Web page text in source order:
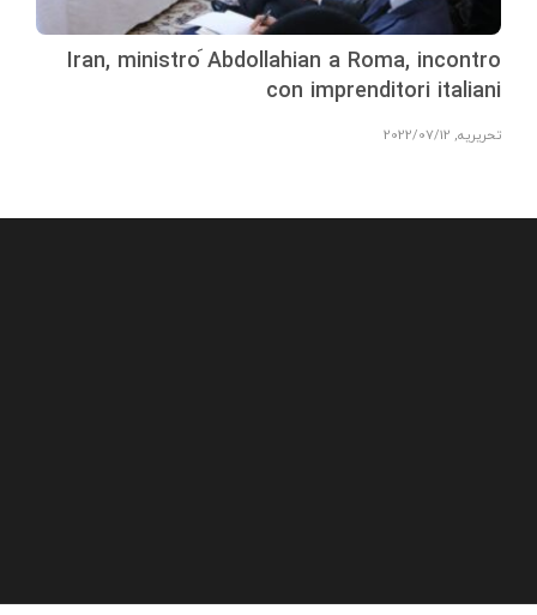
Iran, ministro َAbdollahian a Roma, incontro
con imprenditori italiani
تحریریه,
2022/07/12